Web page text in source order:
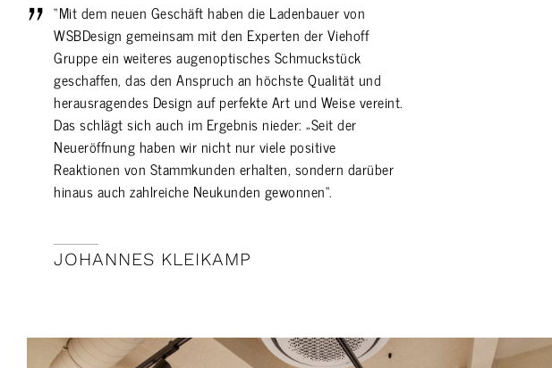
“Mit dem neuen Geschäft haben die Ladenbauer von
WSBDesign gemeinsam mit den Experten der Viehoff
Gruppe ein weiteres augenoptisches Schmuckstück
geschaffen, das den Anspruch an höchste Qualität und
herausragendes Design auf perfekte Art und Weise vereint.
Das schlägt sich auch im Ergebnis nieder: „Seit der
Neueröffnung haben wir nicht nur viele positive
Reaktionen von Stammkunden erhalten, sondern darüber
hinaus auch zahlreiche Neukunden gewonnen“.
JOHANNES KLEIKAMP